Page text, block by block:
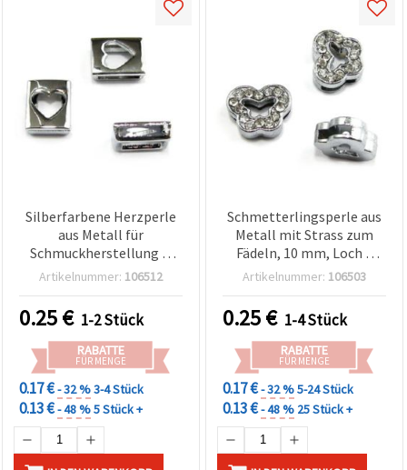
Silberfarbene Herzperle
aus Metall für
Schmuckherstellung &
Deko, 10 mm, 8 mm Loch
DIY-Projekte
Artikelnummer: 106512
0.25€ 1-2 Stück
RABATTE
FÜR MENGE
0.17 €- 32 %3-4 Stück
0.13 €- 48 %5 Stück +
Schmetterlingsperle aus
Metall mit Strass zum
Fädeln, 10 mm, Loch 8
mm
Artikelnummer: 106503
0.25€ 1-4 Stück
RABATTE
FÜR MENGE
0.17 €- 32 %5-24 Stück
0.13 €- 48 % 25 Stück +